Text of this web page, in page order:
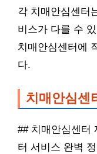
각 치매안심센터
비스가 다를 수
치매안심센터에
다.
치매안심센
## 치매안심센터
터 서비스 완벽 정